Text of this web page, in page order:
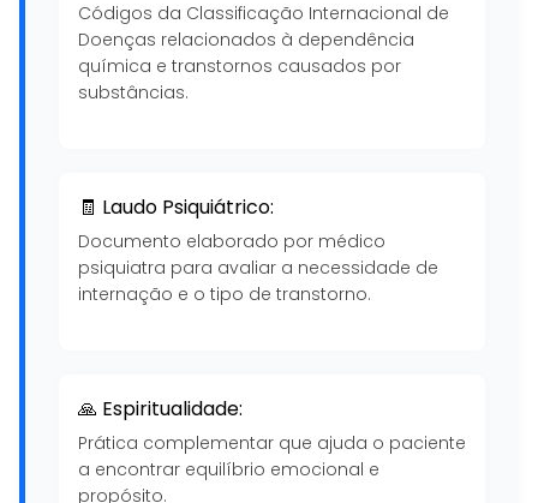
Códigos da Classificação Internacional de
Doenças relacionados à dependência
química e transtornos causados por
substâncias.
🧾 Laudo Psiquiátrico:
Documento elaborado por médico
psiquiatra para avaliar a necessidade de
internação e o tipo de transtorno.
🙏 Espiritualidade:
Prática complementar que ajuda o paciente
a encontrar equilíbrio emocional e
propósito.